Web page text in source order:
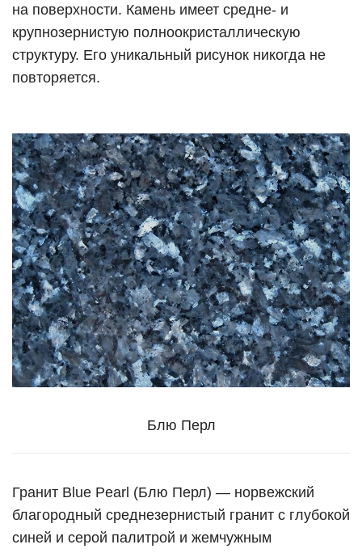
на поверхности. Камень имеет средне- и
крупнозернистую полноокристаллическую
структуру. Его уникальный рисунок никогда не
повторяется.
Блю Перл
Гранит Blue Pearl (Блю Перл) — норвежский
благородный среднезернистый гранит с глубокой
синей и серой палитрой и жемчужным